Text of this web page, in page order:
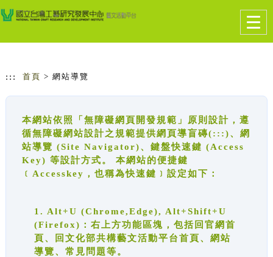
跳到主要內容
網站導覽
::: 首頁 > 網站導覽
本網站依照「無障礙網頁開發規範」原則設計，遵
循無障礙網站設計之規範提供網頁導盲磚(:::)、網
站導覽 (Site Navigator)、鍵盤快速鍵 (Access
Key) 等設計方式。 本網站的便捷鍵
﹝Accesskey，也稱為快速鍵﹞設定如下：
1. Alt+U (Chrome,Edge), Alt+Shift+U
(Firefox)：右上方功能區塊，包括回官網首
頁、回文化部共構藝文活動平台首頁、網站
導覽、常見問題等。